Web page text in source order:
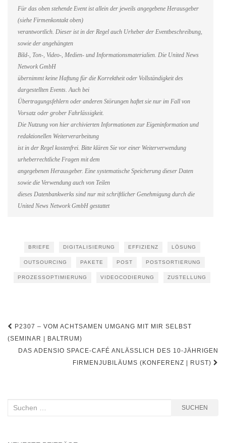
Für das oben stehende Event ist allein der jeweils angegebene Herausgeber
(siehe Firmenkontakt oben)
verantwortlich. Dieser ist in der Regel auch Urheber der Eventbeschreibung,
sowie der angehängten
Bild-, Ton-, Video-, Medien- und Informationsmaterialien. Die United News
Network GmbH
übernimmt keine Haftung für die Korrektheit oder Vollständigkeit des
dargestellten Events. Auch bei
Übertragungsfehlern oder anderen Störungen haftet sie nur im Fall von
Vorsatz oder grober Fahrlässigkeit.
Die Nutzung von hier archivierten Informationen zur Eigeninformation und
redaktionellen Weiterverarbeitung
ist in der Regel kostenfrei. Bitte klären Sie vor einer Weiterverwendung
urheberrechtliche Fragen mit dem
angegebenen Herausgeber. Eine systematische Speicherung dieser Daten
sowie die Verwendung auch von Teilen
dieses Datenbankwerks sind nur mit schriftlicher Genehmigung durch die
United News Network GmbH gestattet
BRIEFE DIGITALISIERUNG EFFIZIENZ LÖSUNG
OUTSOURCING PAKETE POST POSTSORTIERUNG
PROZESSOPTIMIERUNG VIDEOCODIERUNG ZUSTELLUNG
Beitragsnavigation
P2307 – VOM ACHTSAMEN UMGANG MIT MIR SELBST
(SEMINAR | BALTRUM)
DAS ADENSIO SPACE-CAFÉ ANLÄSSLICH DES 10-JÄHRIGEN
FIRMENJUBILÄUMS (KONFERENZ | RUST)
Suchen
SUCHEN